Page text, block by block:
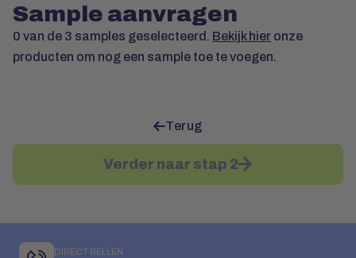
Sample aanvragen
0 van de 3 samples geselecteerd. Bekijk hier onze
producten om nog een sample toe te voegen.
Terug
Verder naar stap 2
DIRECT BELLEN